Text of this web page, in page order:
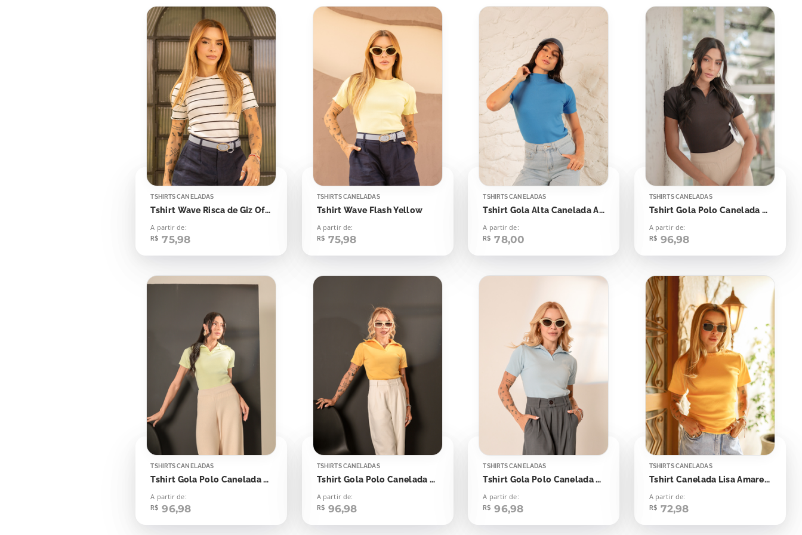
TSHIRTS CANELADAS
Tshirt Wave Risca de Giz Off Listras Pretas
A partir de:
R$ 75,98
TSHIRTS CANELADAS
Tshirt Wave Flash Yellow
A partir de:
R$ 75,98
TSHIRTS CANELADAS
Tshirt Gola Alta Canelada Azul Blue Beach
A partir de:
R$ 78,00
TSHIRTS CANELADAS
Tshirt Gola Polo Canelada Marrom Dark
A partir de:
R$ 96,98
TSHIRTS CANELADAS
Tshirt Gola Polo Canelada Flash Yellow
A partir de:
R$ 96,98
TSHIRTS CANELADAS
Tshirt Gola Polo Canelada Amarelo Emoji
A partir de:
R$ 96,98
TSHIRTS CANELADAS
Tshirt Gola Polo Canelada Azul Skyway
A partir de:
R$ 96,98
TSHIRTS CANELADAS
Tshirt Canelada Lisa Amarelo Canário
A partir de:
R$ 72,98